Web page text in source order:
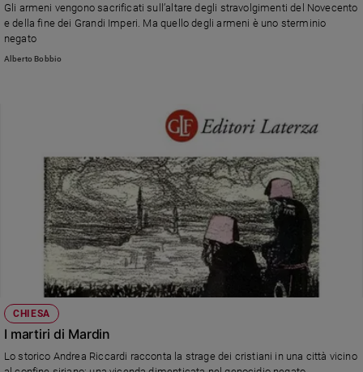
Ambiente
e
settimana
Migranti
Diversità
inclusione
Costume
Cultura
e
spettacoli
Gli armeni vengono sacrificati sull’altare degli stravolgimenti del Novecento
e della fine dei Grandi Imperi. Ma quello degli armeni è uno sterminio
negato
Alberto Bobbio
CHIESA
I martiri di Mardin
Lo storico Andrea Riccardi racconta la strage dei cristiani in una città vicino